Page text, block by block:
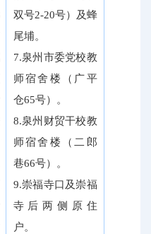
双号2-20号）及蜂
尾埔。
7.泉州市委党校教
师宿舍楼（广平
仓65号）。
8.泉州财贸干校教
师宿舍楼（二郎
巷66号）。
9.崇福寺口及崇福
寺后两侧原住
户。